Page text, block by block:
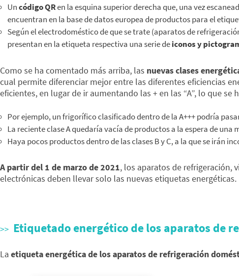
Uncódigo QRen la esquina superior derecha que, una vez
encuentran en la base de datos europea de productos para el
Según el electrodoméstico de que se trate (aparatos de
presentan en la etiqueta respectiva una serie deiconos y
Como se ha comentado más arriba, las nuevas clases
cual permite diferenciar mejor entre las diferentes eficiencias
eficientes, en lugar de ir aumentando las + en las “A”, lo que se
Por ejemplo, un frigorífico clasificado dentro de la A+++ podría
La reciente clase A quedaría vacía de productos a la espera de
Haya pocos productos dentro de las clases B y C, a la que se irán
A partir del 1 de marzo de 2021, los aparatos de refrigeración,
electrónicas deben llevar solo las nuevas etiquetas energéticas.
Etiquetado energético de los aparatos de
La etiqueta energética de los aparatos de refrigeración